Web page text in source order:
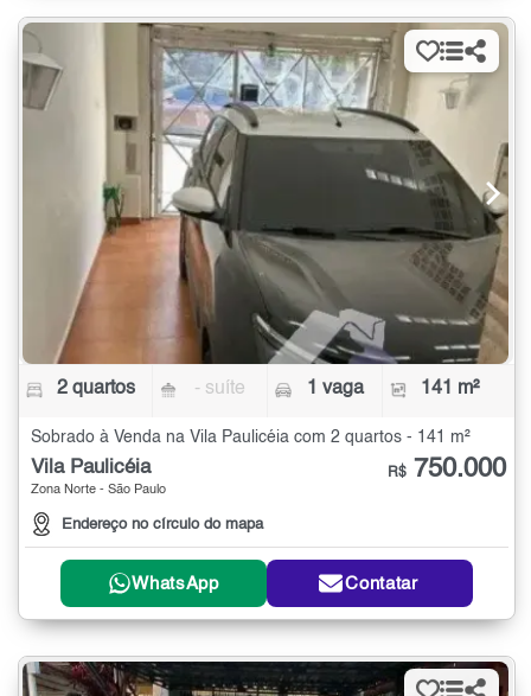
2 quartos - suíte 1 vaga 141 m²
Sobrado à Venda na Vila Paulicéia com 2 quartos - 141 m²
Vila Paulicéia
Zona Norte - São Paulo
Endereço no círculo do mapa
R$ 750.000
WhatsApp Contatar